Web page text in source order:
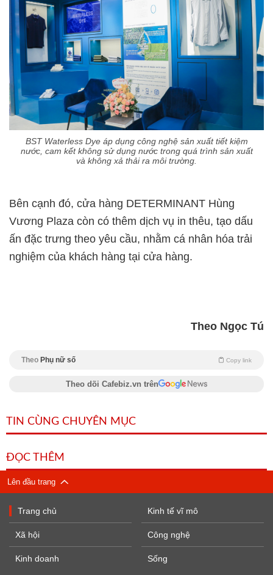
BST Waterless Dye áp dụng công nghệ sản xuất tiết kiệm
nước, cam kết không sử dụng nước trong quá trình sản xuất
và không xả thải ra môi trường
Bên cạnh đó, cửa hàng DETERMINANT Hùng
Vương Plaza còn có thêm dịch vụ in thêu, tạo dấu
ấn đặc trưng theo yêu cầu, nhằm cá nhân hóa trải
nghiệm của khách hàng tại cửa hàng.
Theo Ngọc Tú
Theo Phụ nữ số Copy link
Theo dõi Cafebiz.vn trên
TIN CÙNG CHUYÊN MỤC
ĐỌC THÊM
Lên đầu trang
Trang chủ
Xã hội
Kinh doanh
Kinh tế vĩ mô
Công nghệ
Sống